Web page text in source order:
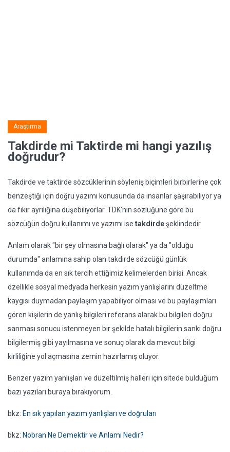
Araştırma
Takdirde mi Taktirde mi hangi yazılış
doğrudur?
Takdirde ve taktirde sözcüklerinin söyleniş biçimleri birbirlerine çok
benzeştiği için doğru yazımı konusunda da insanlar şaşırabiliyor ya
da fikir ayrılığına düşebiliyorlar. TDK'nın sözlüğüne göre bu
sözcüğün doğru kullanımı ve yazımı ise takdirdeşeklindedir.
Anlam olarak "bir şey olmasına bağlı olarak" ya da "olduğu
durumda" anlamına sahip olan takdirde sözcüğü günlük
kullanımda da en sık tercih ettiğimiz kelimelerden birisi. Ancak
özellikle sosyal medyada herkesin yazım yanlışlarını düzeltme
kaygısı duymadan paylaşım yapabiliyor olması ve bu paylaşımları
gören kişilerin de yanlış bilgileri referans alarak bu bilgileri doğru
sanması sonucu istenmeyen bir şekilde hatalı bilgilerin sanki doğru
bilgilermiş gibi yayılmasına ve sonuç olarak da mevcut bilgi
kirliliğine yol açmasına zemin hazırlamış oluyor.
Benzer yazım yanlışları ve düzeltilmiş halleri için sitede bulduğum
bazı yazıları buraya bırakıyorum.
bkz: En sık yapılan yazım yanlışları ve doğruları
bkz: Nobran Ne Demektir ve Anlamı Nedir?